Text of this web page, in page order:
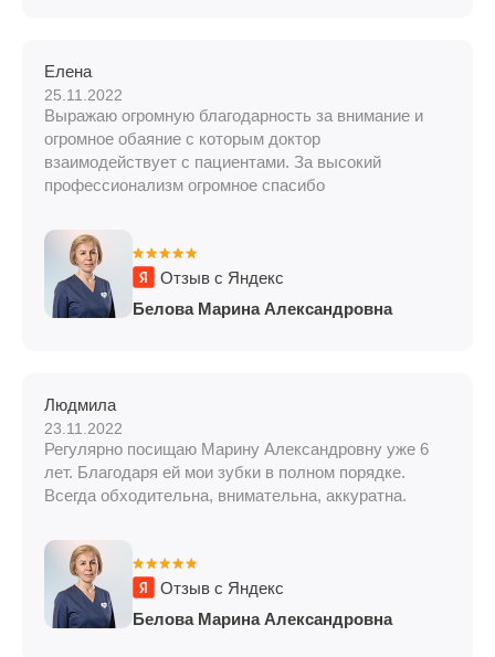
Елена
25.11.2022
Выражаю огромную благодарность за внимание и
огромное обаяние с которым доктор
взаимодействует с пациентами. За высокий
профессионализм огромное спасибо
Отзыв с Яндекс
Белова Марина Александровна
Людмила
23.11.2022
Регулярно посищаю Марину Александровну уже 6
лет. Благодаря ей мои зубки в полном порядке.
Всегда обходительна, внимательна, аккуратна.
Отзыв с Яндекс
Белова Марина Александровна